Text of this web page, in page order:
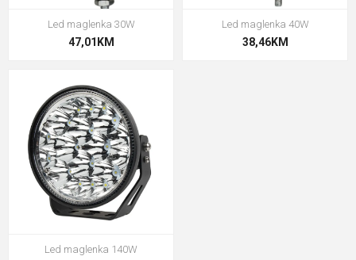
Led maglenka 30W
47,01KM
Led maglenka 40W
38,46KM
Led maglenka 140W